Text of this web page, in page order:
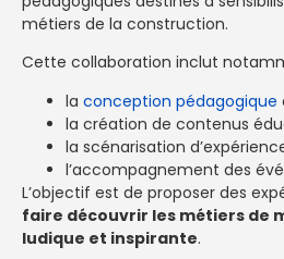
métiers de la construction.
Cette collaboration inclut
la conception pédagogique
la création de contenus
la scénarisation
l’accompagnement des
L’objectif est de proposer des
faire découvrir les métiers de
ludique et inspirante.